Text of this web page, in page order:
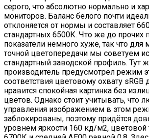
серого, что абсолютно нормально и
мониторов. Баланс белого почти
отклоняется от нормы и составляет
стандартных 6500К. Что же до прочих
показатели немного хуже, так что для
точной цветопередачи мы советуем
стандартный заводской профиль. Тут
производитель предусмотрел режим
соответствия цветовому охвату sRGB
нравится спокойная картинка без
цветов. Однако стоит учитывать, что
управления изображением в этом
заблокированы, поэтому придётся
уровнем яркости 160 кд/м2, цветовой